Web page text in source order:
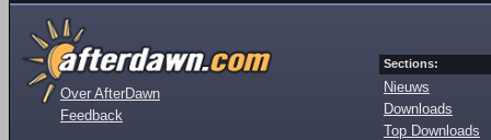
Over AfterDawn
Feedback
Sections:
Nieuws
Downloads
Top Downloads